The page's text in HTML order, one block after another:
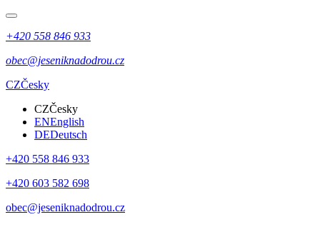
+420 558 846 933
obec@jeseniknadodrou.cz
CZČesky
CZČesky
ENEnglish
DEDeutsch
+420 558 846 933
+420 603 582 698
obec@jeseniknadodrou.cz